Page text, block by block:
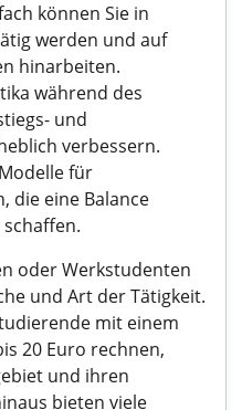
können Sie in
werden und auf
hinarbeiten.
während des
und
verbessern.
für
die eine Balance
oder Werkstudenten
und Art der Tätigkeit.
mit einem
20 Euro rechnen,
und ihren
bieten viele